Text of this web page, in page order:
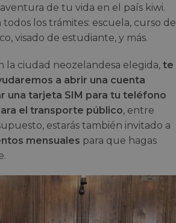
de tu vida en el país kiwi.
los trámites: escuela, curso de
visado de estudiante, y más.
la ciudad neozelandesa elegida, te
a abrir una cuenta
una tarjeta SIM para tu teléfono
el transporte público, entre
estarás también invitado a
mensuales para que hagas